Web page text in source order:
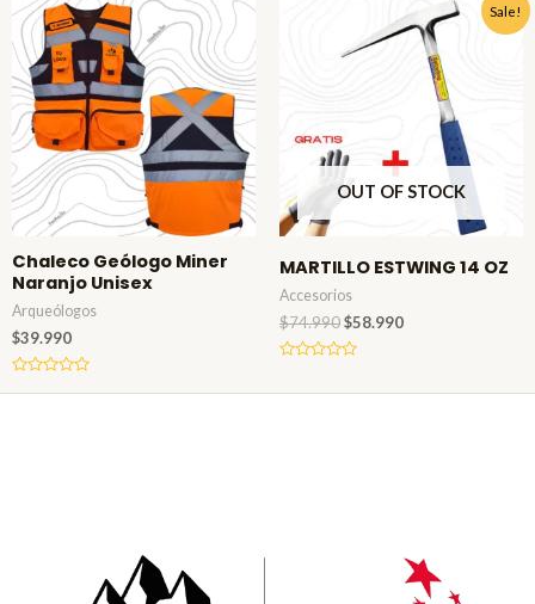
5
Chaleco Geólogo Miner
Naranjo Unisex
Arqueólogos
$39.990
Sale!
OUT OF STOCK
MARTILLO ESTWING 14 OZ
Accesorios
$74.990
precio
original
era:
$58.990
precio
actual
$58.990.
0